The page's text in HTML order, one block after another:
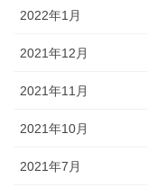
2022年1月
2021年12月
2021年11月
2021年10月
2021年7月